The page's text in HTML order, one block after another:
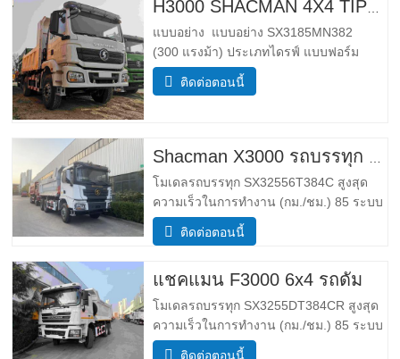
แบบอย่าง แบบอย่าง SX3185MN382
(300 แรงม้า) ประเภทไดรฟ์ แบบฟอร์ม
ไดรฟ์ 4*4 น้ำหนัก พารามิเตอร์น้ำหนัก
สมบูรณ์ ขอบ มวล (กก.) ลดน้ำหนัก 5500
(มม.) ขนาด (ยาว x ความกว้าง x สูง…
ติดต่อตอนนี้
โมเดลรถบรรทุก SX32556T384C สูงสุด
ความเร็วในการทำงาน (กม./ชม.) 85 ระบบ
ขับเคลื่อน 6×4 ขนาด (ยาว*กว้าง*สูง)(มม.)
โดยรวม 8385*2490*3450 ร่างกายการถ่าย
(มม.) ล่าง8ข้าง6 ระบบยกไฮดรอลิค ยก
กลางหรือยกหน้า HYVA เข้าใกล้ /…
ติดต่อตอนนี้
แชคแมน F3000 6x4 รถดั้ม
โมเดลรถบรรทุก SX3255DT384CR สูงสุด
ความเร็วในการทำงาน (กม./ชม.) 85 ระบบ
ขับเคลื่อน 6×4 ขนาด (ยาว*กว้าง*สูง)(มม.)
ติดต่อตอนนี้